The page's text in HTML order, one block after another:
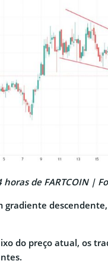
de FARTCOIN |
gradiente
do preço atual, os